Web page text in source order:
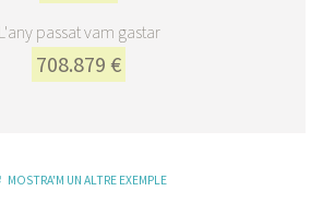
L'any passat vam gastar
708.879 €
MOSTRA'M UN ALTRE EXEMPLE